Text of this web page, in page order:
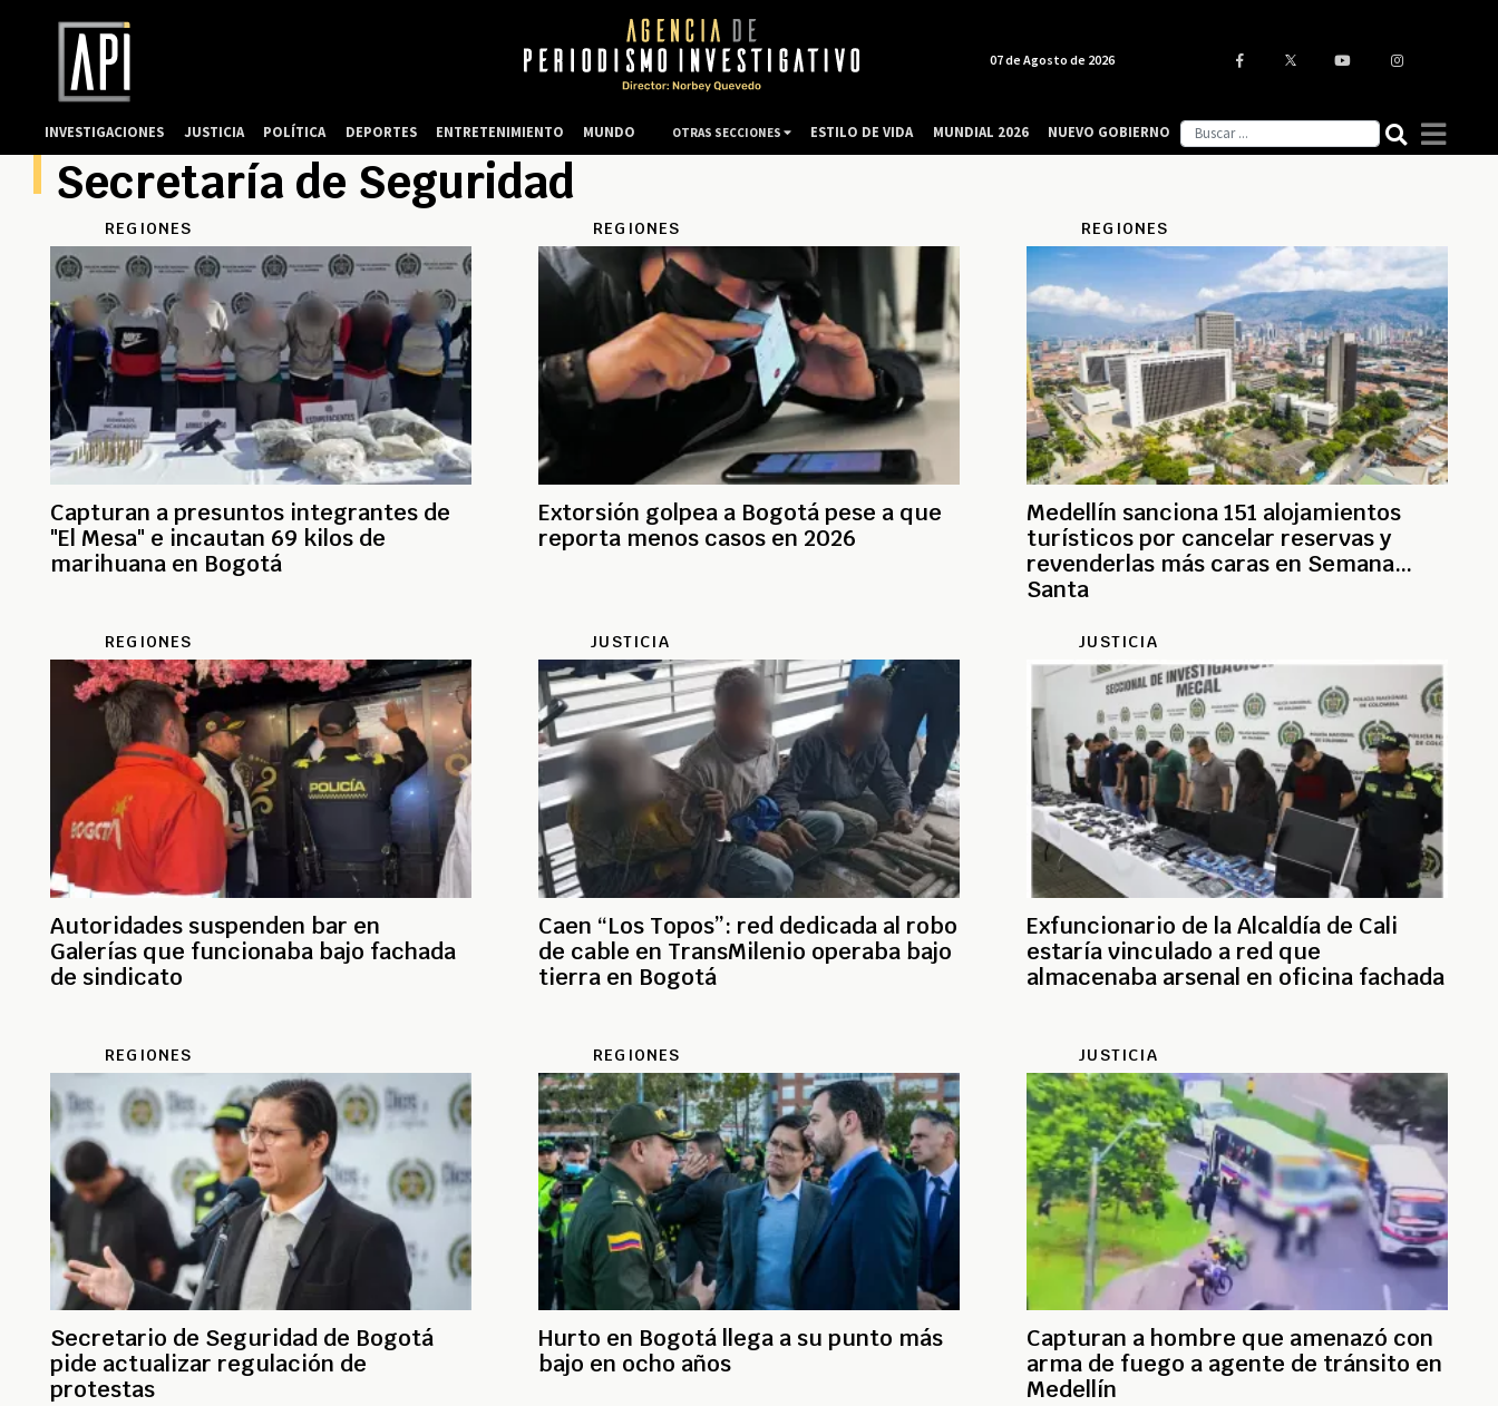
Secretaría de Seguridad
REGIONES
Capturan a presuntos integrantes de
"El Mesa" e incautan 69 kilos de
marihuana en Bogotá
REGIONES
Extorsión golpea a Bogotá pese a que
reporta menos casos en 2026
REGIONES
Medellín sanciona 151 alojamientos
turísticos por cancelar reservas y
revenderlas más caras en Semana
Santa
REGIONES
Autoridades suspenden bar en
Galerías que funcionaba bajo fachada
de sindicato
JUSTICIA
Caen “Los Topos”: red dedicada al robo
de cable en TransMilenio operaba bajo
tierra en Bogotá
JUSTICIA
Exfuncionario de la Alcaldía de Cali
estaría vinculado a red que
almacenaba arsenal en oficina fachada
REGIONES
Secretario de Seguridad de Bogotá
pide actualizar regulación de
protestas
REGIONES
Hurto en Bogotá llega a su punto más
bajo en ocho años
JUSTICIA
Capturan a hombre que amenazó con
arma de fuego a agente de tránsito en
Medellín
07 de Agosto de 2026
INVESTIGACIONES JUSTICIA POLÍTICA DEPORTES ENTRETENIMIENTO MUNDO OTRAS SECCIONES ESTILO DE VIDA MUNDIAL 2026 NUEVO GOBIERNO